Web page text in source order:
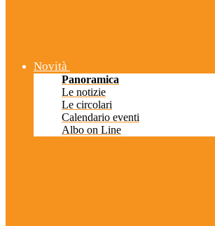
Novità
Panoramica
Le notizie
Le circolari
Calendario eventi
Albo on Line